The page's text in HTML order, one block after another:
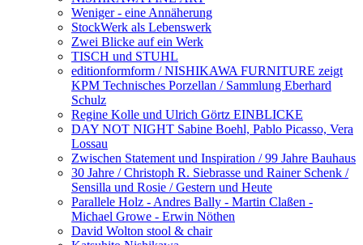
Weniger - eine Annäherung
StockWerk als Lebenswerk
Zwei Blicke auf ein Werk
TISCH und STUHL
editionformform / NISHIKAWA FURNITURE zeigt
KPM Technisches Porzellan / Sammlung Eberhard
Schulz
Regine Kolle und Ulrich Görtz EINBLICKE
DAY NOT NIGHT Sabine Boehl, Pablo Picasso, Vera
Lossau
Zwischen Statement und Inspiration / 99 Jahre Bauhaus
30 Jahre / Christoph R. Siebrasse und Rainer Schenk /
Sensilla und Rosie / Gestern und Heute
Parallele Holz - Andres Bally - Martin Claßen -
Michael Growe - Erwin Nöthen
David Wolton stool & chair